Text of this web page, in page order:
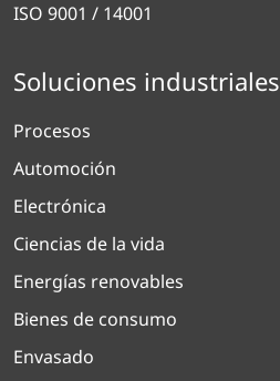
ISO 9001 / 14001
Soluciones industriales
Procesos
Automoción
Electrónica
Ciencias de la vida
Energías renovables
Bienes de consumo
Envasado